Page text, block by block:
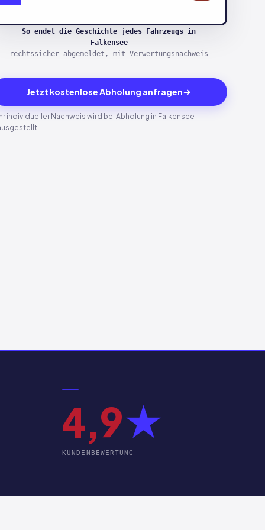
So endet die Geschichte jedes Fahrzeugs in
Falkensee
rechtssicher abgemeldet, mit Verwertungsnachweis
Jetzt kostenlose Abholung anfragen
Ihr individueller Nachweis wird bei Abholung in Falkensee
4,9★
KUNDENBEWERTUNG